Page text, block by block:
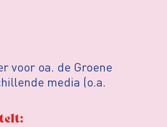
voor oa. de Groene
media (o.a.